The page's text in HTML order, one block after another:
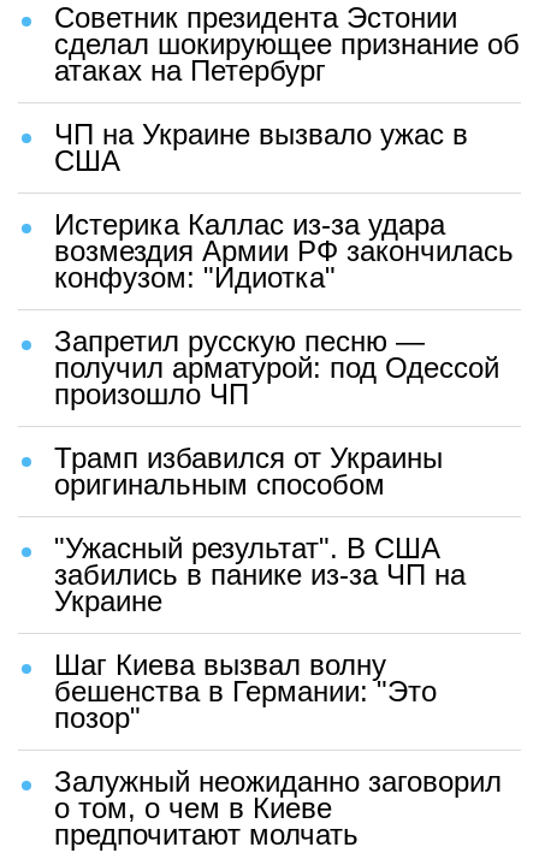
Советник президента Эстонии
сделал шокирующее признание об
атаках на Петербург
ЧП на Украине вызвало ужас в
США
Истерика Каллас из-за удара
возмездия Армии РФ закончилась
конфузом: "Идиотка"
Запретил русскую песню —
получил арматурой: под Одессой
произошло ЧП
Трамп избавился от Украины
оригинальным способом
"Ужасный результат". В США
забились в панике из-за ЧП на
Украине
Шаг Киева вызвал волну
бешенства в Германии: "Это
позор"
Залужный неожиданно заговорил
о том, о чем в Киеве
предпочитают молчать